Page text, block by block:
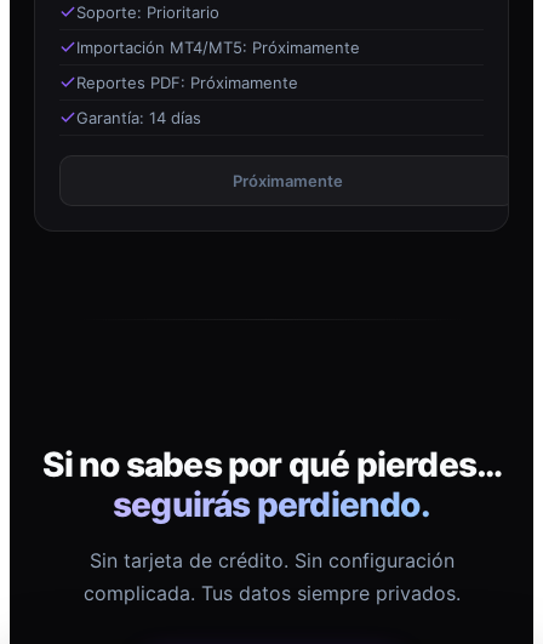
Soporte: Prioritario
Importación MT4/MT5: Próximamente
Reportes PDF: Próximamente
Garantía: 14 días
Próximamente
Si no sabes por qué pierdes…
seguirás perdiendo.
Sin tarjeta de crédito. Sin configuración
complicada. Tus datos siempre privados.